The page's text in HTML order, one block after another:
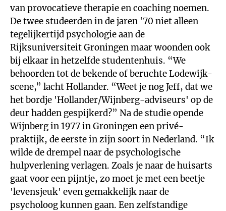
van provocatieve therapie en coaching noemen.
De twee studeerden in de jaren '70 niet alleen
tegelijkertijd psychologie aan de
Rijksuniversiteit Groningen maar woonden ook
bij elkaar in hetzelfde studentenhuis. “We
behoorden tot de bekende of beruchte Lodewijk-
scene,” lacht Hollander. “Weet je nog Jeff, dat we
het bordje 'Hollander/Wijnberg-adviseurs' op de
deur hadden gespijkerd?” Na de studie opende
Wijnberg in 1977 in Groningen een privé-
praktijk, de eerste in zijn soort in Nederland. “Ik
wilde de drempel naar de psychologische
hulpverlening verlagen. Zoals je naar de huisarts
gaat voor een pijntje, zo moet je met een beetje
'levensjeuk' even gemakkelijk naar de
psycholoog kunnen gaan. Een zelfstandige